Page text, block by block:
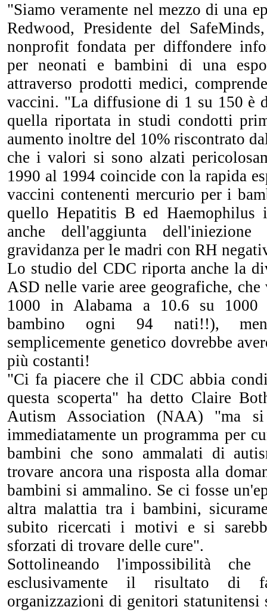
"Siamo veramente nel mezzo di una
Redwood, Presidente del
nonprofit fondata per diffondere
per neonati e bambini di una
attraverso prodotti medici,
vaccini. "La diffusione di 1 su 150 è
quella riportata in studi condotti
aumento inoltre del 10% riscontrato
che i valori si sono alzati
1990 al 1994 coincide con la rapida
vaccini contenenti mercurio per i
quello Hepatitis B ed Haemophilus
anche dell'aggiunta
gravidanza per le madri con RH
Lo studio del CDC riporta anche la
ASD nelle varie aree geografiche,
1000 in Alabama a 10.6 su 1000
bambino ogni 94 nati!!),
semplicemente genetico dovrebbe
più costanti!
"Ci fa piacere che il CDC abbia
questa scoperta" ha detto Claire
Autism Association (NAA) "ma
immediatamente un programma per
bambini che sono ammalati di
trovare ancora una risposta alla
bambini si ammalino. Se ci fosse
altra malattia tra i bambini,
subito ricercati i motivi e si
sforzati di trovare delle cure".
Sottolineando l'impossibilità
esclusivamente il risultato di
organizzazioni di genitori statunitensi